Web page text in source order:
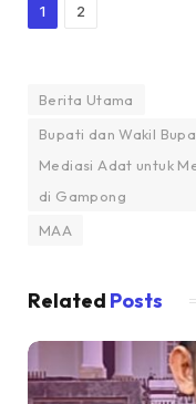
1 2
Berita Utama
Bupati dan Wakil
Mediasi Adat untuk
di Gampong
MAA
Related Posts